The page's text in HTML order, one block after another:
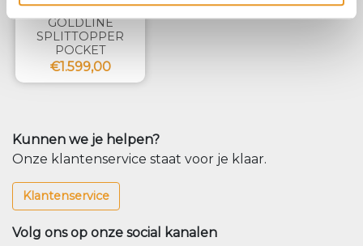
PULLMAN
GOLDLINE
SPLITTOPPER
POCKET
€1.599,00
Kunnen we je helpen?
Onze klantenservice staat voor je klaar.
Klantenservice
Volg ons op onze social kanalen